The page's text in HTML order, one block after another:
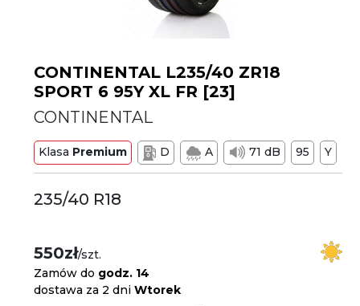
CONTINENTAL L235/40 ZR18
SPORT 6 95Y XL FR [23]
CONTINENTAL
Klasa Premium D A 71 dB 95 Y
235/40 R18
550zł/szt.
Zamów do godz. 14
dostawa za 2 dniWtorek